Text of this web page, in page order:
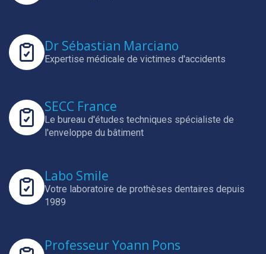
Dr Sébastian Marciano
Expertise médicale de victimes d'accidents
SECC France
Le bureau d'études techniques spécialiste de
l'enveloppe du bâtiment
Labo Smile
Votre laboratoire de prothèses dentaires depuis
1989
Professeur Yoann Pons